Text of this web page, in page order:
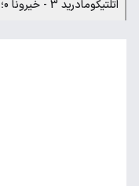
اتلتیکومادرید 3 - خیرونا 0؛ نابودی شگفتی‌ساز